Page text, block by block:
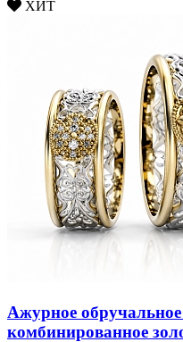
ХИТ
Ажурное
комбинированное